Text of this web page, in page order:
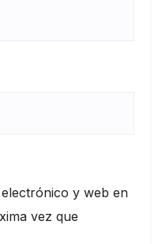
y web en
vez que